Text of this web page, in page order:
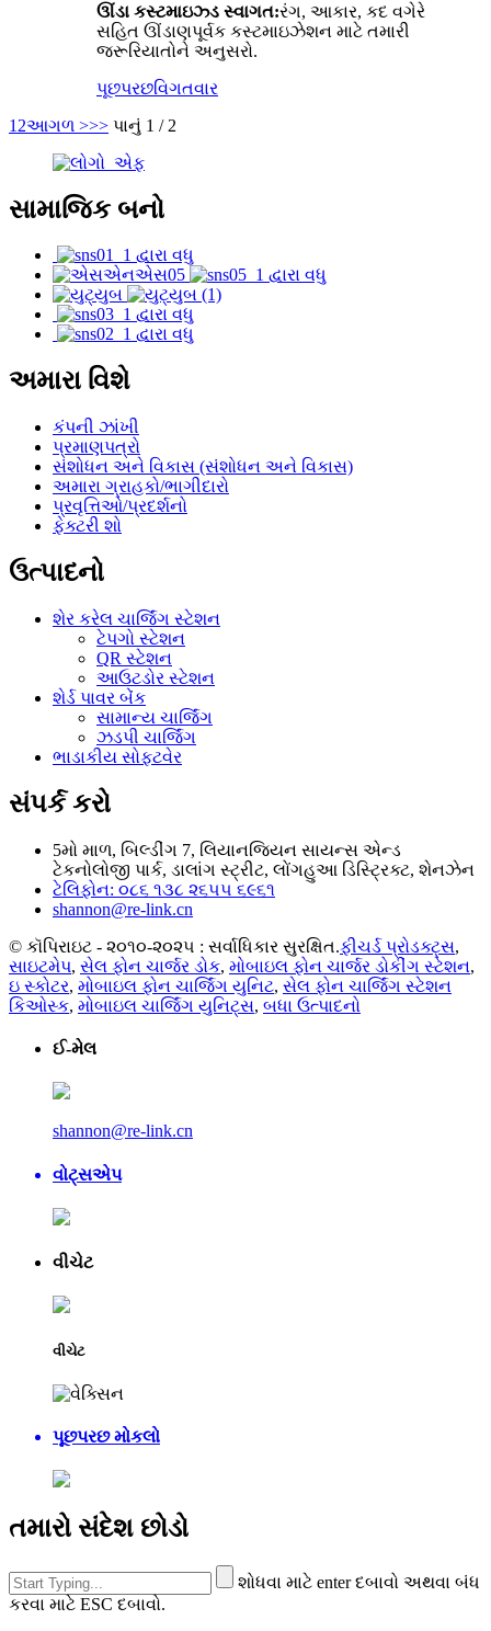
ઊંડા કસ્ટમાઇઝ્ડ સ્વાગત:રંગ, આકાર, કદ વગેરે
સહિત ઊંડાણપૂર્વક કસ્ટમાઇઝેશન માટે તમારી
જરૂરિયાતોને અનુસરો.
પૂછપરછવિગતવાર
1 2આગળ >>> પાનું 1 / 2
સામાજિક બનો
અમારા વિશે
કંપની ઝાંખી
પ્રમાણપત્રો
સંશોધન અને વિકાસ (સંશોધન અને વિકાસ)
અમારા ગ્રાહકો/ભાગીદારો
પ્રવૃત્તિઓ/પ્રદર્શનો
ફેક્ટરી શો
ઉત્પાદનો
શેર કરેલ ચાર્જિંગ સ્ટેશન
ટેપગો સ્ટેશન
QR સ્ટેશન
આઉટડોર સ્ટેશન
શેર્ડ પાવર બેંક
સામાન્ય ચાર્જિંગ
ઝડપી ચાર્જિંગ
ભાડાકીય સોફ્ટવેર
સંપર્ક કરો
5મો માળ, બિલ્ડીંગ 7, લિયાનજિયન સાયન્સ એન્ડ
ટેકનોલોજી પાર્ક, ડાલાંગ સ્ટ્રીટ, લોંગહુઆ ડિસ્ટ્રિક્ટ, શેનઝેન
ટેલિફોન: ૦૮૬ ૧૩૮ ૨૬૫૫ ૬૯૬૧
shannon@re-link.cn
© કૉપિરાઇટ - ૨૦૧૦-૨૦૨૫ : સર્વાધિકાર સુરક્ષિત.ફીચર્ડ પ્રોડક્ટ્સ,
સાઇટમેપ, સેલ ફોન ચાર્જર ડોક, મોબાઇલ ફોન ચાર્જર ડોકીંગ સ્ટેશન,
ઇ સ્કોટર, મોબાઇલ ફોન ચાર્જિંગ યુનિટ, સેલ ફોન ચાર્જિંગ સ્ટેશન
કિઓસ્ક, મોબાઇલ ચાર્જિંગ યુનિટ્સ, બધા ઉત્પાદનો
ઈ-મેલ
shannon@re-link.cn
વોટ્સએપ
વીચેટ
વીચેટ
પૂછપરછ મોકલો
તમારો સંદેશ છોડો
શોધવા માટે enter દબાવો અથવા બંધ
કરવા માટે ESC દબાવો.